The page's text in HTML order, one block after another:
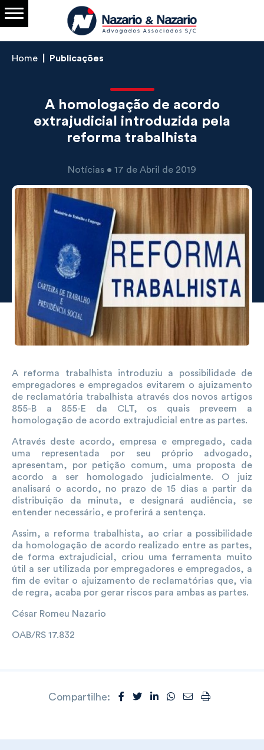
Home Publicações
A homologação de acordo
extrajudicial introduzida pela
reforma trabalhista
Notícias • 17 de Abril de 2019
A reforma trabalhista introduziu a possibilidade de
empregadores e empregados evitarem o ajuizamento
de reclamatória trabalhista através dos novos artigos
855-B a 855-E da CLT, os quais preveem a
homologação de acordo extrajudicial entre as partes.
Através deste acordo, empresa e empregado, cada
uma representada por seu próprio advogado,
apresentam, por petição comum, uma proposta de
acordo a ser homologado judicialmente. O juiz
analisará o acordo, no prazo de 15 dias a partir da
distribuição da minuta, e designará audiência, se
entender necessário, e proferirá a sentença.
Assim, a reforma trabalhista, ao criar a possibilidade
da homologação de acordo realizado entre as partes,
de forma extrajudicial, criou uma ferramenta muito
útil a ser utilizada por empregadores e empregados, a
fim de evitar o ajuizamento de reclamatórias que, via
de regra, acaba por gerar riscos para ambas as partes.
César Romeu Nazario
OAB/RS 17.832
Compartilhe: